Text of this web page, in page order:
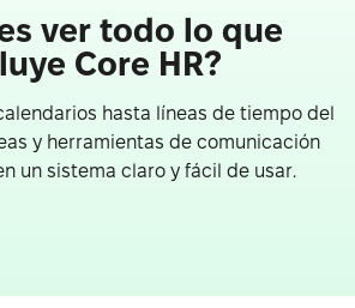
ver todo lo que
Core HR?
hasta líneas de tiempo del
y herramientas de comunicación
un sistema claro y fácil de usar.